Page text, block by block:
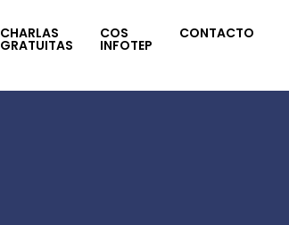
CHARLAS
GRATUITAS
COS
INFOTEP
CONTACTO